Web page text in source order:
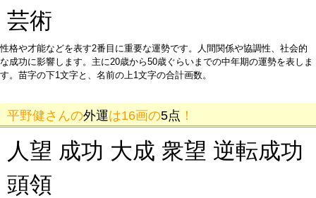
芸術
性格や才能などを表す2番目に重要な運勢です。人間関係や協調性、社会的
な成功に影響します。主に20歳から50歳ぐらいまでの中年期の運勢を表しま
す。苗字の下1文字と、名前の上1文字の合計画数。
平野健さんの外運は16画の5点 ！
人望 成功 大成 衆望 逆転成功
頭領